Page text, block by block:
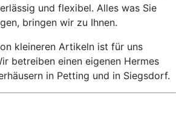
und flexibel. Alles was Sie
bringen wir zu Ihnen.
kleineren Artikeln ist für uns
betreiben einen eigenen Hermes
in Petting und in Siegsdorf.